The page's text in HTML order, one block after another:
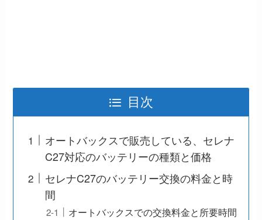
目次
オートバックスで販売している、セレナ
C27対応のバッテリーの種類と価格
セレナC27のバッテリー交換の料金と時
間
オートバックスでの交換料金と所要時間